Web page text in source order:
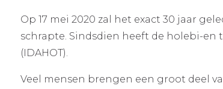
Op 17 mei 2020 zal het exact 30 jaar
schrapte. Sindsdien heeft de holebi-
(IDAHOT).
Veel mensen brengen een groot deel